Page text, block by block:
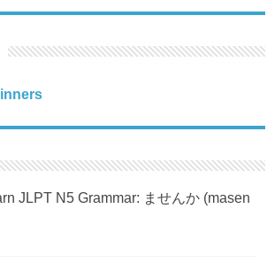
JLPT N5 Grammar: ませんか (masen